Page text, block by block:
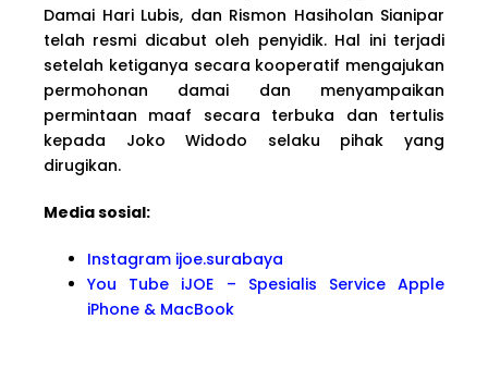
Damai Hari Lubis, dan Rismon Hasiholan Sianipar
telah resmi dicabut oleh penyidik. Hal ini terjadi
setelah ketiganya secara kooperatif mengajukan
permohonan damai dan menyampaikan
permintaan maaf secara terbuka dan tertulis
kepada Joko Widodo selaku pihak yang
dirugikan.
Media sosial:
Instagram ijoe.surabaya
You Tube iJOE – Spesialis Service Apple
iPhone & MacBook